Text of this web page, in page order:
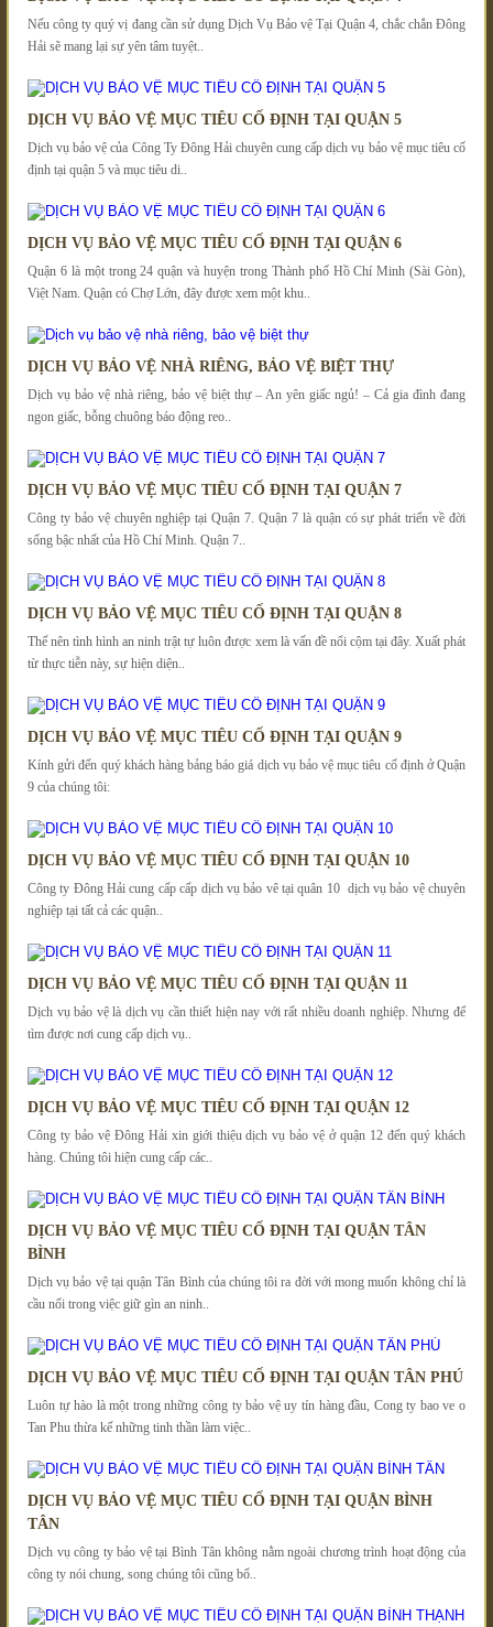
Nếu công ty quý vị đang cần sử dụng Dịch Vụ Bảo vệ Tại Quận 4, chắc chắn Đông
Hải sẽ mang lại sự yên tâm tuyệt..
DỊCH VỤ BẢO VỆ MỤC TIÊU CỐ ĐỊNH TẠI QUẬN 5
Dịch vụ bảo vệ của Công Ty Đông Hải chuyên cung cấp dịch vụ bảo vệ mục tiêu cố
định tại quận 5 và mục tiêu di..
DỊCH VỤ BẢO VỆ MỤC TIÊU CỐ ĐỊNH TẠI QUẬN 6
Quận 6 là một trong 24 quận và huyện trong Thành phố Hồ Chí Minh (Sài Gòn),
Việt Nam. Quận có Chợ Lớn, đây được xem một khu..
DỊCH VỤ BẢO VỆ NHÀ RIÊNG, BẢO VỆ BIỆT THỰ
Dịch vụ bảo vệ nhà riêng, bảo vệ biệt thự – An yên giấc ngủ! – Cả gia đình đang
ngon giấc, bỗng chuông báo động reo..
DỊCH VỤ BẢO VỆ MỤC TIÊU CỐ ĐỊNH TẠI QUẬN 7
Công ty bảo vệ chuyên nghiệp tại Quận 7. Quận 7 là quận có sự phát triển về đời
sống bậc nhất của Hồ Chí Minh. Quận 7..
DỊCH VỤ BẢO VỆ MỤC TIÊU CỐ ĐỊNH TẠI QUẬN 8
Thế nên tình hình an ninh trật tự luôn được xem là vấn đề nổi cộm tại đây. Xuất phát
từ thực tiễn này, sự hiện diện..
DỊCH VỤ BẢO VỆ MỤC TIÊU CỐ ĐỊNH TẠI QUẬN 9
Kính gửi đến quý khách hàng bảng báo giá dịch vụ bảo vệ mục tiêu cố định ở Quận
9 của chúng tôi:
DỊCH VỤ BẢO VỆ MỤC TIÊU CỐ ĐỊNH TẠI QUẬN 10
Công ty Đông Hải cung cấp cấp dịch vụ bảo vê tại quân 10 dịch vụ bảo vệ chuyên
nghiệp tại tất cả các quận..
DỊCH VỤ BẢO VỆ MỤC TIÊU CỐ ĐỊNH TẠI QUẬN 11
Dịch vụ bảo vệ là dịch vụ cần thiết hiện nay với rất nhiều doanh nghiệp. Nhưng để
tìm được nơi cung cấp dịch vụ..
DỊCH VỤ BẢO VỆ MỤC TIÊU CỐ ĐỊNH TẠI QUẬN 12
Công ty bảo vệ Đông Hải xin giới thiệu dịch vụ bảo vệ ở quận 12 đến quý khách
hàng. Chúng tôi hiện cung cấp các..
DỊCH VỤ BẢO VỆ MỤC TIÊU CỐ ĐỊNH TẠI QUẬN TÂN
BÌNH
Dịch vụ bảo vệ tại quận Tân Bình của chúng tôi ra đời với mong muốn không chỉ là
cầu nối trong việc giữ gìn an ninh..
DỊCH VỤ BẢO VỆ MỤC TIÊU CỐ ĐỊNH TẠI QUẬN TÂN PHÚ
Luôn tự hào là một trong những công ty bảo vệ uy tín hàng đầu, Cong ty bao ve o
Tan Phu thừa kế những tinh thần làm việc..
DỊCH VỤ BẢO VỆ MỤC TIÊU CỐ ĐỊNH TẠI QUẬN BÌNH
TÂN
Dịch vụ công ty bảo vệ tại Bình Tân không nằm ngoài chương trình hoạt động của
công ty nói chung, song chúng tôi cũng bổ..